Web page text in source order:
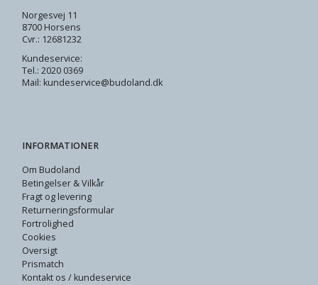
Norgesvej 11
8700 Horsens
Cvr.: 12681232
Kundeservice:
Tel.: 2020 0369
Mail: kundeservice@budoland.dk
INFORMATIONER
Om Budoland
Betingelser & Vilkår
Fragt og levering
Returneringsformular
Fortrolighed
Cookies
Oversigt
Prismatch
Kontakt os / kundeservice